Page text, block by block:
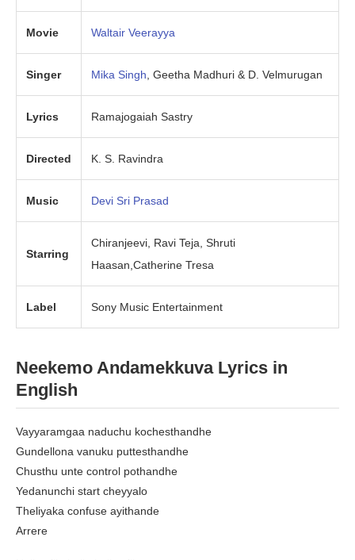
Movie Waltair Veerayya
Singer Mika Singh , Geetha Madhuri & D. Velmurugan
Lyrics Ramajogaiah Sastry
Directed K. S. Ravindra
Music Devi Sri Prasad
Starring
Chiranjeevi, Ravi Teja, Shruti
Haasan,Catherine Tresa
Label Sony Music Entertainment
Neekemo Andamekkuva Lyrics in
English
Vayyaramgaa naduchu kochesthandhe
Gundellona vanuku puttesthandhe
Chusthu unte control pothandhe
Yedanunchi start cheyyalo
Theliyaka confuse ayithande
Arrere